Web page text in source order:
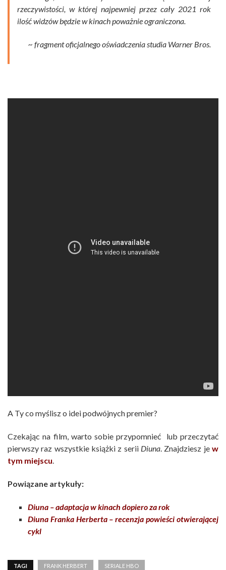
rzeczywistości, w której najpewniej przez cały 2021 rok
ilość widzów będzie w kinach poważnie ograniczona.
~ fragment oficjalnego oświadczenia studia Warner Bros.
A Ty co myślisz o idei podwójnych premier?
Czekając na film, warto sobie przypomnieć lub przeczytać
pierwszy raz wszystkie książki z serii Diuna. Znajdziesz je w
tym miejscu.
Powiązane artykuły:
Diuna – adaptacja w kinach dopiero za rok
Diuna Franka Herberta – recenzja powieści otwierającej
cykl
TAGI FRANK HERBERT SERIALE HBO